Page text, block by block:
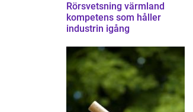
Rörsvetsning värmland
kompetens som håller
industrin igång